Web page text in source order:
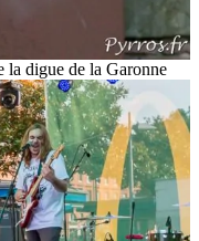
la digue de la Garonne